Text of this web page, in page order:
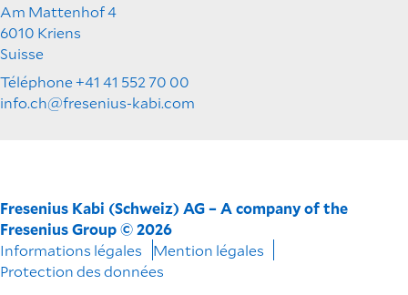
Am Mattenhof 4
6010 Kriens
Suisse
Téléphone +41 41 552 70 00
info.ch@fresenius-kabi.com
Fresenius Kabi (Schweiz) AG – A company of the
Fresenius Group © 2026
Informations légales
Mention légales
Protection des données